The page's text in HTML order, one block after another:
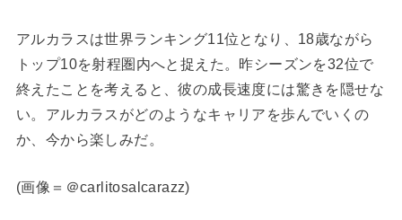
アルカラスは世界ランキング11位となり、18歳ながら
トップ10を射程圏内へと捉えた。昨シーズンを32位で
終えたことを考えると、彼の成長速度には驚きを隠せな
い。アルカラスがどのようなキャリアを歩んでいくの
か、今から楽しみだ。
(画像＝＠carlitosalcarazz)